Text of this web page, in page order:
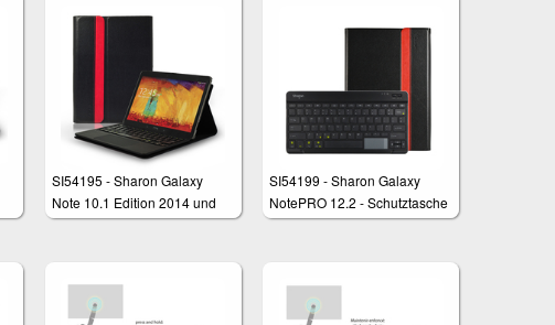
SI54195 - Sharon Galaxy
Note 10.1 Edition 2014 und
TabPRO 10.1 - Schutztasche
Touchpad
SI54199 - Sharon Galaxy
NotePRO 12.2 - Schutztasche
für Samsung